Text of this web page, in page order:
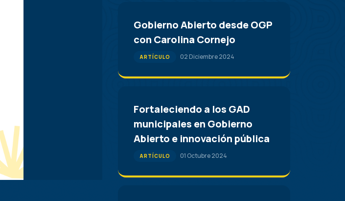
Gobierno Abierto desde OGP
con Carolina Cornejo
ARTÍCULO 02 Diciembre 2024
Fortaleciendo a los GAD
municipales en Gobierno
Abierto e innovación pública
ARTÍCULO 01 Octubre 2024